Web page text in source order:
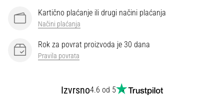
Kartično plaćanje ili drugi načini plaćanja
Načini plaćanja
Rok za povrat proizvoda je 30 dana
Pravila povrata
Izvrsno4.6 od 5